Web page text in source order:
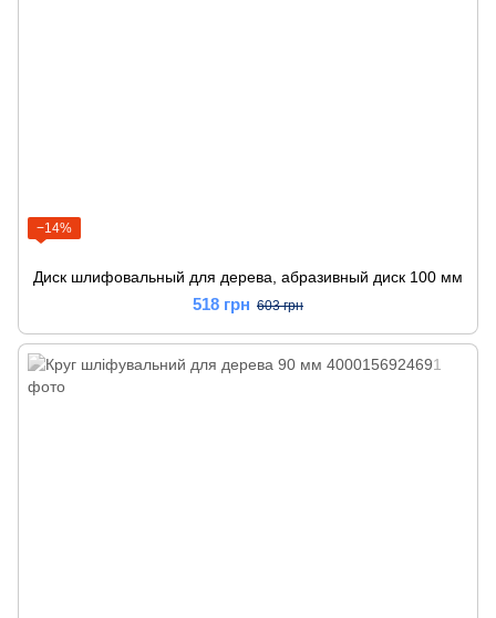
−14%
Диск шлифовальный для дерева, абразивный диск 100 мм
518 грн 603 грн